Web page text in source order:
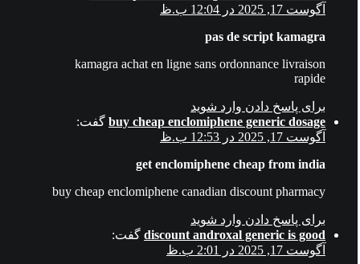
آگوست 17, 2025 در 12:04 ب.ظ
pas de script kamagra
kamagra achat en ligne sans ordonnance livraison
rapide
برای پاسخ دادن وارد شوید
buy cheap enclomiphene generic dosage گفت:
آگوست 17, 2025 در 12:53 ب.ظ
get enclomiphene cheap from india
buy cheap enclomiphene canadian discount pharmacy
برای پاسخ دادن وارد شوید
discount androxal generic is good گفت:
آگوست 17, 2025 در 2:01 ب.ظ